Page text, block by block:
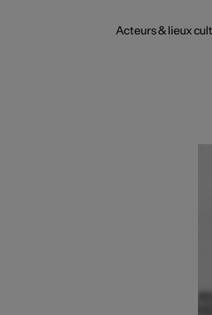
Acteurs & lieux